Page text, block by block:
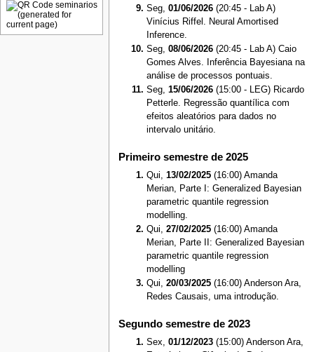
Seg,01/06/2026 (20:45 - Lab A)
Vinícius Riffel. Neural Amortised
Inference.
Seg,08/06/2026 (20:45 - Lab A) Caio
Gomes Alves. Inferência Bayesiana na
análise de processos pontuais.
Seg,15/06/2026 (15:00 - LEG) Ricardo
Petterle. Regressão quantílica com
efeitos aleatórios para dados no
intervalo unitário.
Primeiro semestre de 2025
Qui,13/02/2025 (16:00) Amanda
Merian, Parte I: Generalized Bayesian
parametric quantile regression
modelling.
Qui,27/02/2025 (16:00) Amanda
Merian, Parte II: Generalized Bayesian
parametric quantile regression
modelling
Qui,20/03/2025 (16:00) Anderson Ara,
Redes Causais, uma introdução.
Segundo semestre de 2023
Sex,01/12/2023 (15:00) Anderson Ara,